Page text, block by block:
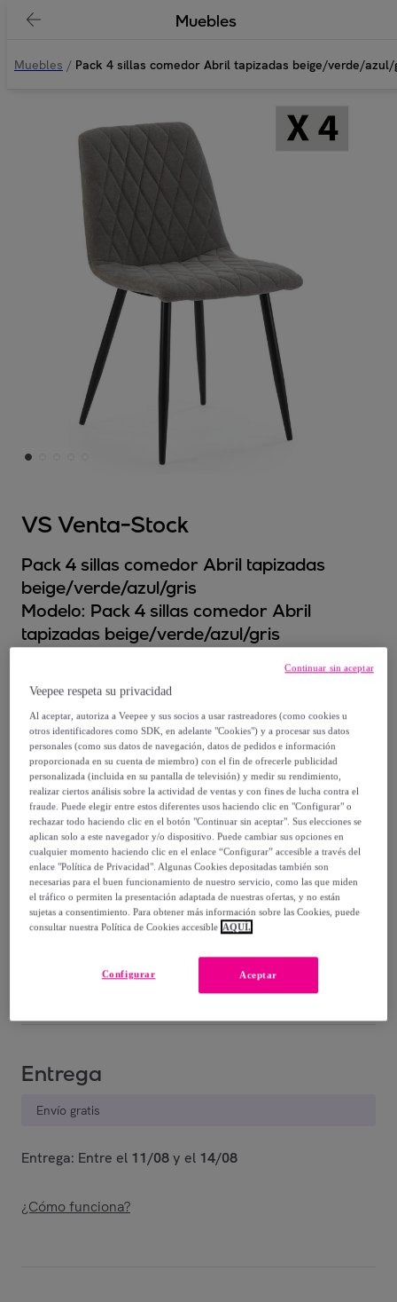
Muebles
Muebles / Pack 4 sillas comedor Abril tapizadas beige/verde/azul/
VS Venta-Stock
Pack 4 sillas comedor Abril tapizadas
beige/verde/azul/gris
Modelo: Pack 4 sillas comedor Abril
tapizadas beige/verde/azul/gris
169, €
322,98 €
-47%
Posible recogida de tu antiguo producto,ver condiciones
Gris Azul Beige
VS Venta-Stock
Entrega
Envío gratis
Entrega: Entre el 11/08y el 14/08
¿Cómo funciona?
Veepee respeta su privacidad
Al aceptar, autoriza a Veepee y sus socios a usar rastreadores (como cookies u
otros identificadores como SDK, en adelante "Cookies") y a procesar sus datos
personales (como sus datos de navegación, datos de pedidos e información
proporcionada en su cuenta de miembro) con el fin de ofrecerle publicidad
personalizada (incluida en su pantalla de televisión) y medir su rendimiento,
realizar ciertos análisis sobre la actividad de ventas y con fines de lucha contra el
fraude. Puede elegir entre estos diferentes usos haciendo clic en "Configurar" o
rechazar todo haciendo clic en el botón "Continuar sin aceptar". Sus elecciones se
aplican solo a este navegador y/o dispositivo. Puede cambiar sus opciones en
cualquier momento haciendo clic en el enlace “Configurar” accesible a través del
enlace "Política de Privacidad". Algunas Cookies depositadas también son
necesarias para el buen funcionamiento de nuestro servicio, como las que miden
el tráfico o permiten la presentación adaptada de nuestras ofertas, y no están
sujetas a consentimiento. Para obtener más información sobre las Cookies, puede
consultar nuestra Política de Cookies accesible AQUÍ.
Aceptar
Configurar
Continuar sin aceptar